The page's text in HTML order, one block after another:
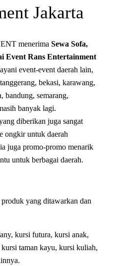
Jakarta
menerimaSewa Sofa,
Event Rans Entertainment
event-event daerah lain,
bekasi, karawang,
bandung, semarang,
banyak lagi.
diberikan juga sangat
ongkir untuk daerah
juga promo-promo menarik
untuk berbagai daerah.
yang ditawarkan dan
kursi futura, kursi anak,
taman kayu, kursi kuliah,